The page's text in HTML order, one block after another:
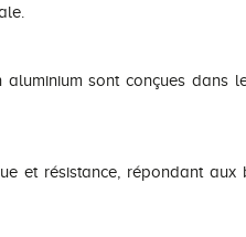
sont conçues dans
et résistance, répondant aux